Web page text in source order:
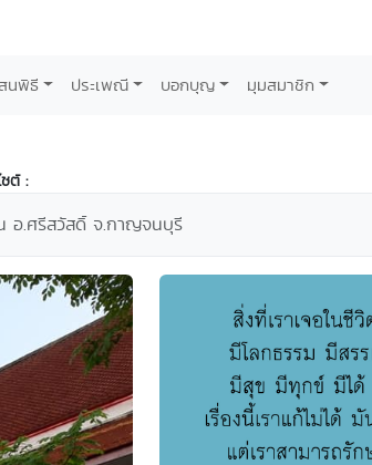
นพิธี ประเพณี บอกบุญ มุมสมาชิก
ซต์ :
อ.ศรีสวัสดิ์ จ.กาญจนบุรี